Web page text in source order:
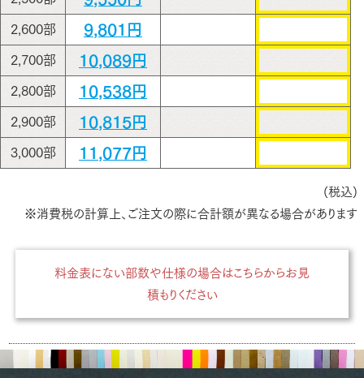
2,600部 9,801円
2,700部 10,089円
2,800部 10,538円
2,900部 10,815円
3,000部 11,077円
(税込)
※消費税の計算上、ご注文の際に合計額が異なる場合があります
料金表にない部数や仕様の場合はこちらからお見
積もりください